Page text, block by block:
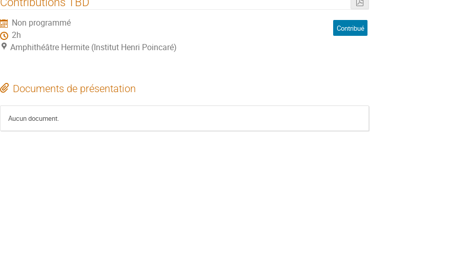
Non programmé
2h
Amphithéâtre Hermite (Institut Henri Poincaré)
Contribué
Documents de présentation
Aucun document.